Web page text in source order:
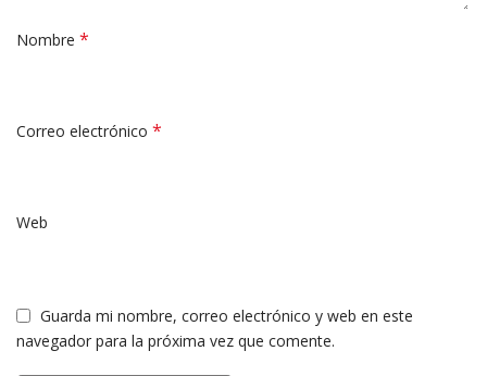
Nombre *
Correo electrónico *
Web
Guarda mi nombre, correo electrónico y web en este
navegador para la próxima vez que comente.